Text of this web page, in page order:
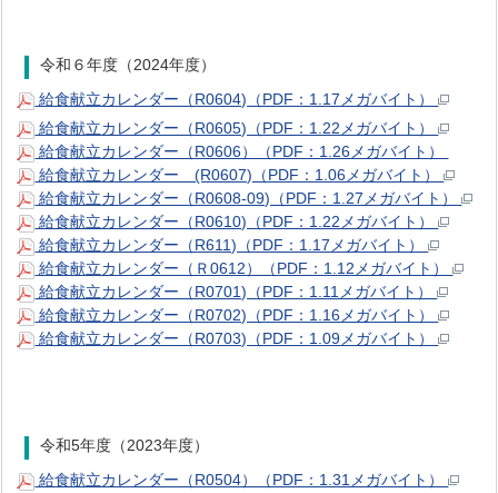
令和６年度（2024年度）
給食献立カレンダー（R0604)（PDF：1.17メガバイト）
給食献立カレンダー（R0605)（PDF：1.22メガバイト）
給食献立カレンダー（R0606）（PDF：1.26メガバイト）
給食献立カレンダー (R0607)（PDF：1.06メガバイト）
給食献立カレンダー（R0608-09)（PDF：1.27メガバイト）
給食献立カレンダー（R0610)（PDF：1.22メガバイト）
給食献立カレンダー（R611)（PDF：1.17メガバイト）
給食献立カレンダー（Ｒ0612）（PDF：1.12メガバイト）
給食献立カレンダー（R0701)（PDF：1.11メガバイト）
給食献立カレンダー（R0702)（PDF：1.16メガバイト）
給食献立カレンダー（R0703)（PDF：1.09メガバイト）
令和5年度（2023年度）
給食献立カレンダー（R0504）（PDF：1.31メガバイト）